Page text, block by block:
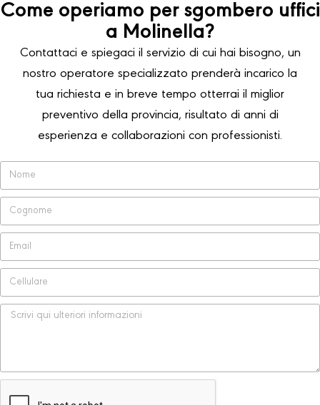
Come operiamo per sgombero uffici
a Molinella?
Contattaci e spiegaci il servizio di cui hai bisogno, un
nostro operatore specializzato prenderà incarico la
tua richiesta e in breve tempo otterrai il miglior
preventivo della provincia, risultato di anni di
esperienza e collaborazioni con professionisti.